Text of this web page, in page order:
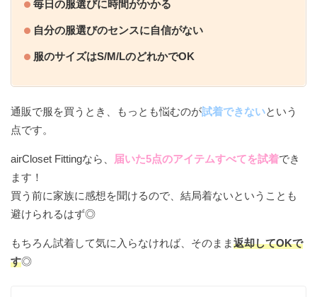
毎日の服選びに時間がかかる
自分の服選びのセンスに自信がない
服のサイズはS/M/LのどれかでOK
通販で服を買うとき、もっとも悩むのが試着できないという
点です。
airCloset Fittingなら、 届いた5点のアイテムすべてを試着でき
ます！
買う前に家族に感想を聞けるので、結局着ないということも
避けられるはず◎
もちろん試着して気に入らなければ、そのまま返却してOKで
す◎